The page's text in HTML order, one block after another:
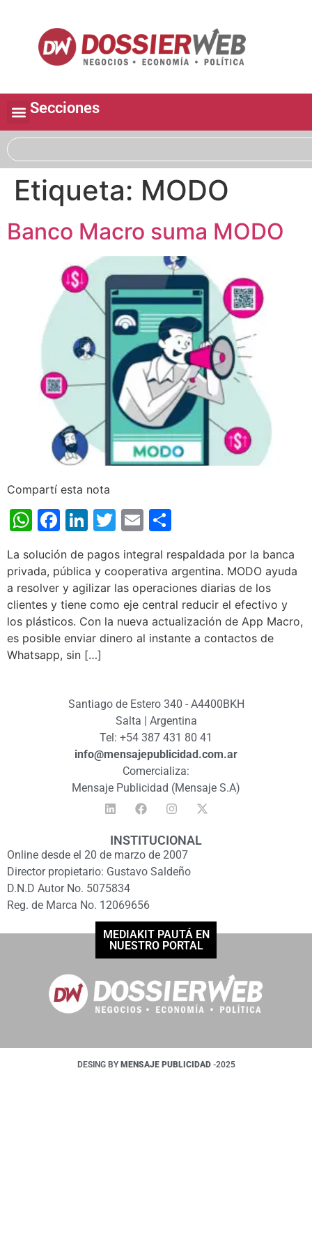
Secciones
Etiqueta: MODO
Banco Macro suma MODO
Compartí esta nota
WhatsApp
Facebook
LinkedIn
Twitter
Email
La solución de pagos integral respaldada por la banca
privada, pública y cooperativa argentina. MODO ayuda
a resolver y agilizar las operaciones diarias de los
clientes y tiene como eje central reducir el efectivo y
los plásticos. Con la nueva actualización de App Macro,
es posible enviar dinero al instante a contactos de
Whatsapp, sin […]
Santiago de Estero 340 - A4400BKH
Salta | Argentina
Tel: +54 387 431 80 41
info@mensajepublicidad.com.ar
Comercializa:
Mensaje Publicidad (Mensaje S.A)
INSTITUCIONAL
Online desde el 20 de marzo de 2007
Director propietario: Gustavo Saldeño
D.N.D Autor No. 5075834
Reg. de Marca No. 12069656
MEDIAKIT PAUTÁ EN
NUESTRO PORTAL
DESING BY MENSAJE PUBLICIDAD -2025